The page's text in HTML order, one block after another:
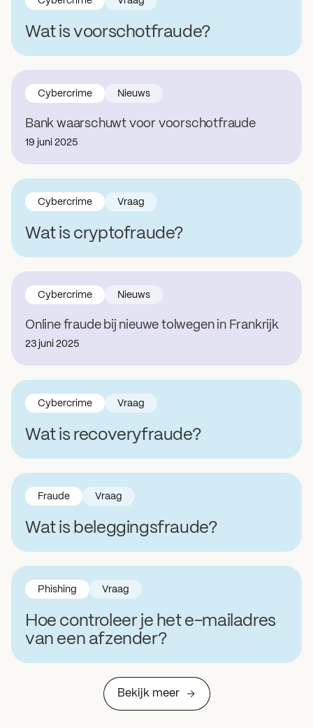
Wat is voorschotfraude?
Bank waarschuwt voor voorschotfraude
Cybercrime Nieuws
19 juni 2025
Wat is cryptofraude?
Cybercrime Vraag
Online fraude bij nieuwe tolwegen in Frankrijk
Cybercrime Nieuws
23 juni 2025
Wat is recoveryfraude?
Cybercrime Vraag
Wat is beleggingsfraude?
Fraude Vraag
Hoe controleer je het e-mailadres
van een afzender?
Phishing Vraag
Bekijk meer